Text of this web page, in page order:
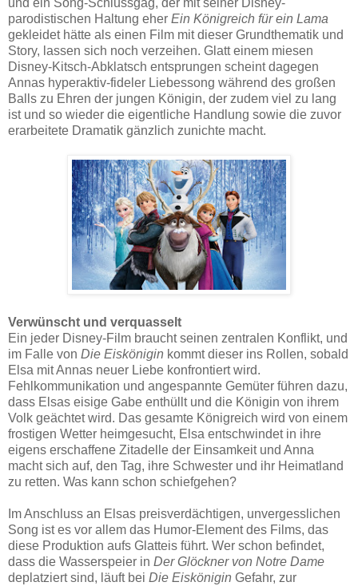
und ein Song-Schlussgag, der mit seiner Disney-
parodistischen Haltung eher Ein Königreich für ein Lama
gekleidet hätte als einen Film mit dieser Grundthematik und
Story, lassen sich noch verzeihen. Glatt einem miesen
Disney-Kitsch-Abklatsch entsprungen scheint dagegen
Annas hyperaktiv-fideler Liebessong während des großen
Balls zu Ehren der jungen Königin, der zudem viel zu lang
ist und so wieder die eigentliche Handlung sowie die zuvor
erarbeitete Dramatik gänzlich zunichte macht.
Verwünscht und verquasselt
Ein jeder Disney-Film braucht seinen zentralen Konflikt, und
im Falle von Die Eiskönigin kommt dieser ins Rollen, sobald
Elsa mit Annas neuer Liebe konfrontiert wird.
Fehlkommunikation und angespannte Gemüter führen dazu,
dass Elsas eisige Gabe enthüllt und die Königin von ihrem
Volk geächtet wird. Das gesamte Königreich wird von einem
frostigen Wetter heimgesucht, Elsa entschwindet in ihre
eigens erschaffene Zitadelle der Einsamkeit und Anna
macht sich auf, den Tag, ihre Schwester und ihr Heimatland
zu retten. Was kann schon schiefgehen?
Im Anschluss an Elsas preisverdächtigen, unvergesslichen
Song ist es vor allem das Humor-Element des Films, das
diese Produktion aufs Glatteis führt. Wer schon befindet,
dass die Wasserspeier in Der Glöckner von Notre Dame
deplatziert sind, läuft bei Die Eiskönigin Gefahr, zur